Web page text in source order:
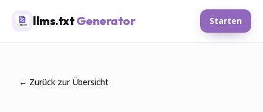
llms.txtGenerator Starten
← Zurück zur Übersicht